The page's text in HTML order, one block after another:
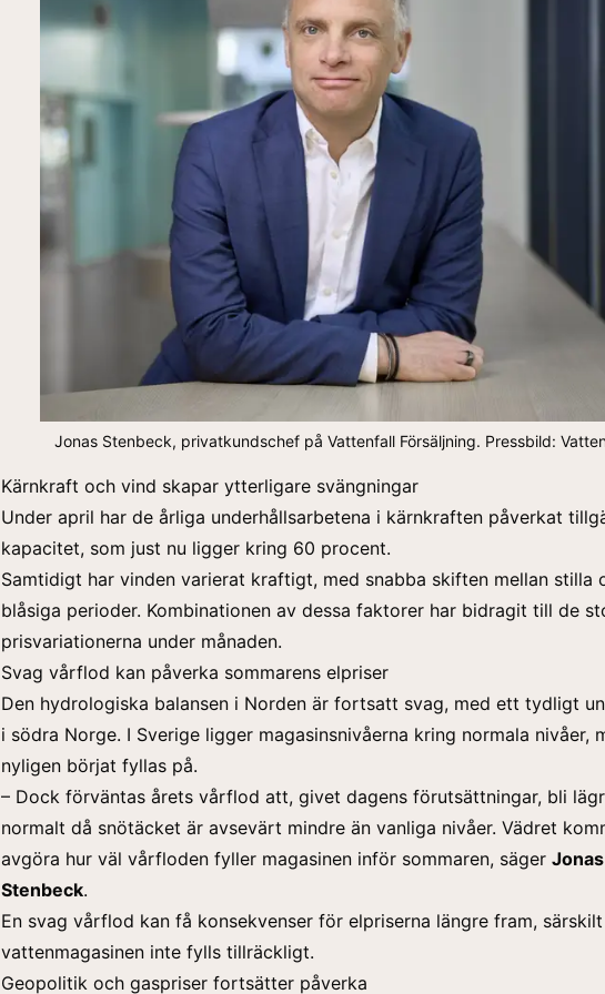
Jonas Stenbeck, privatkundschef på Vattenfall Försäljning. Pressbild:
Kärnkraft och vind skapar ytterligare svängningar
Under april har de årliga underhållsarbetena i kärnkraften påverkat
kapacitet, som just nu ligger kring 60 procent.
Samtidigt har vinden varierat kraftigt, med snabba skiften mellan stilla
blåsiga perioder. Kombinationen av dessa faktorer har bidragit till de
prisvariationerna under månaden.
Svag vårflod kan påverka sommarens elpriser
Den hydrologiska balansen i Norden är fortsatt svag, med ett tydligt
i södra Norge. I Sverige ligger magasinsnivåerna kring normala nivåer,
nyligen börjat fyllas på.
– Dock förväntas årets vårflod att, givet dagens förutsättningar, bli
normalt då snötäcket är avsevärt mindre än vanliga nivåer. Vädret
avgöra hur väl vårfloden fyller magasinen inför sommaren, säger Jonas
Stenbeck.
En svag vårflod kan få konsekvenser för elpriserna längre fram,
vattenmagasinen inte fylls tillräckligt.
Geopolitik och gaspriser fortsätter påverka